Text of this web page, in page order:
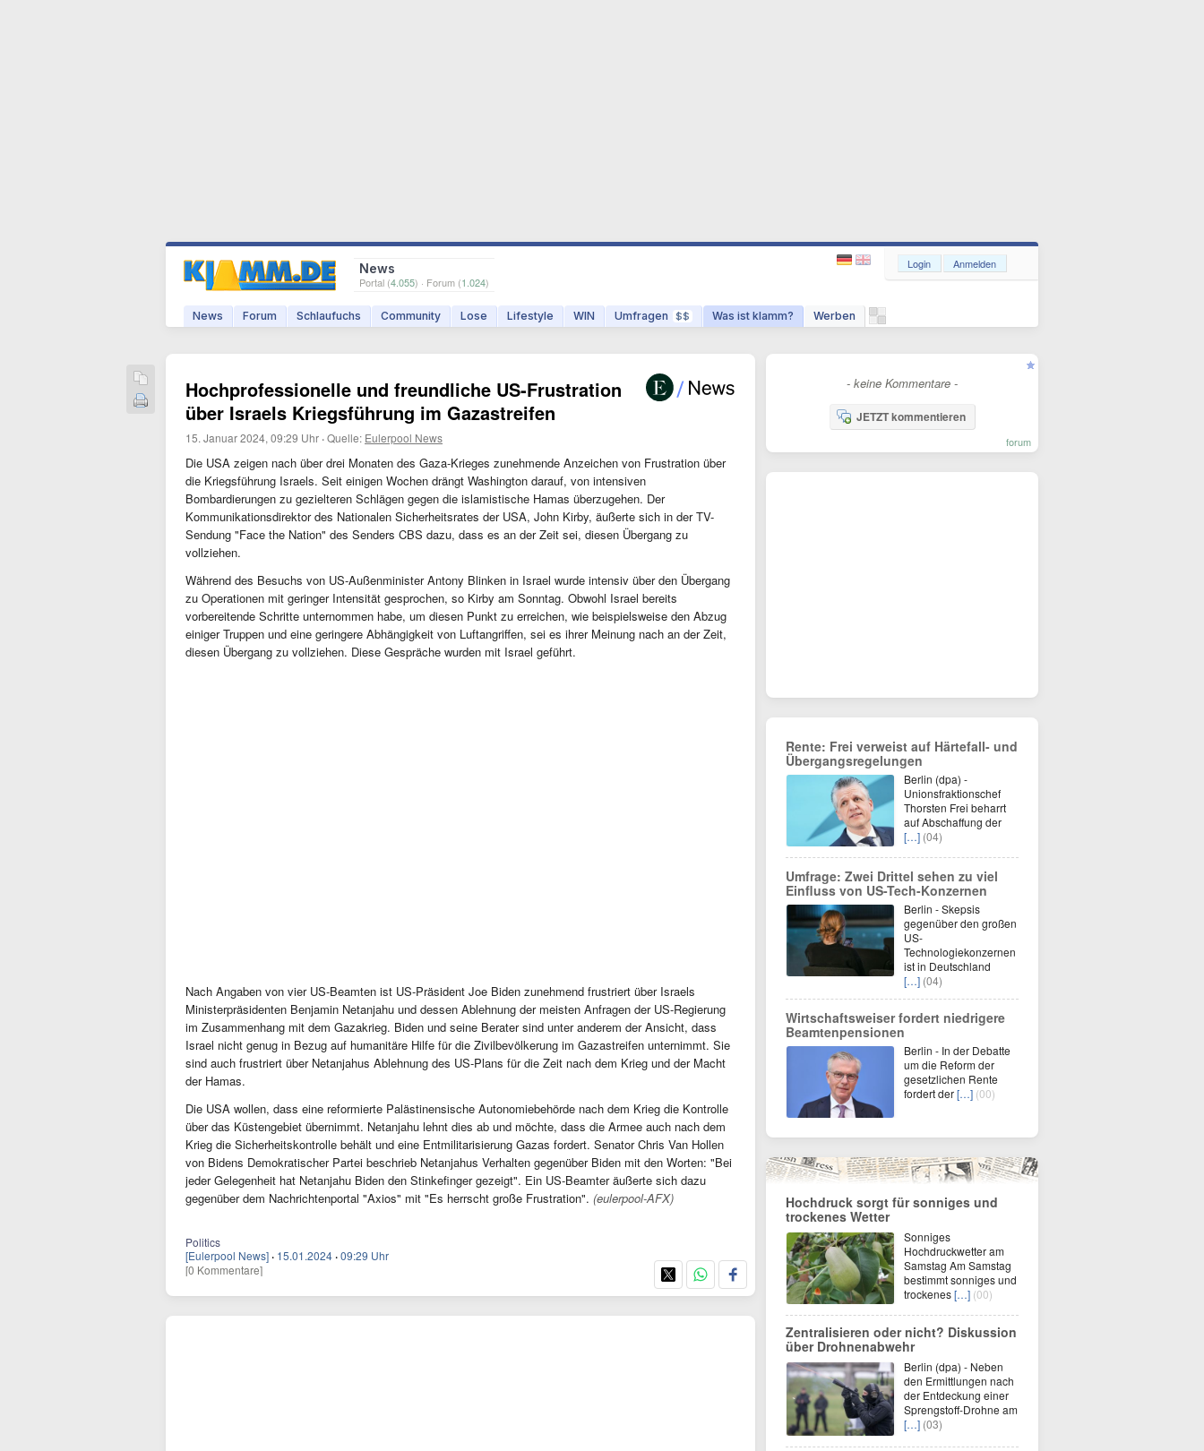
News
Portal (4.055) · Forum (1.024)
News Forum Schlaufuchs Community Lose Lifestyle WIN Umfragen $$ Was ist klamm? Werben
Login Anmelden
Hochprofessionelle und freundliche US-Frustration
über Israels Kriegsführung im Gazastreifen
15. Januar 2024, 09:29 Uhr ·Quelle: Eulerpool News
Die USA zeigen nach über drei Monaten des Gaza-Krieges zunehmende Anzeichen von Frustration über
die Kriegsführung Israels. Seit einigen Wochen drängt Washington darauf, von intensiven
Bombardierungen zu gezielteren Schlägen gegen die islamistische Hamas überzugehen. Der
Kommunikationsdirektor des Nationalen Sicherheitsrates der USA, John Kirby, äußerte sich in der TV-
Sendung "Face the Nation" des Senders CBS dazu, dass es an der Zeit sei, diesen Übergang zu
vollziehen.
Während des Besuchs von US-Außenminister Antony Blinken in Israel wurde intensiv über den Übergang
zu Operationen mit geringer Intensität gesprochen, so Kirby am Sonntag. Obwohl Israel bereits
vorbereitende Schritte unternommen habe, um diesen Punkt zu erreichen, wie beispielsweise den Abzug
einiger Truppen und eine geringere Abhängigkeit von Luftangriffen, sei es ihrer Meinung nach an der Zeit,
diesen Übergang zu vollziehen. Diese Gespräche wurden mit Israel geführt.
Nach Angaben von vier US-Beamten ist US-Präsident Joe Biden zunehmend frustriert über Israels
Ministerpräsidenten Benjamin Netanjahu und dessen Ablehnung der meisten Anfragen der US-Regierung
im Zusammenhang mit dem Gazakrieg. Biden und seine Berater sind unter anderem der Ansicht, dass
Israel nicht genug in Bezug auf humanitäre Hilfe für die Zivilbevölkerung im Gazastreifen unternimmt. Sie
sind auch frustriert über Netanjahus Ablehnung des US-Plans für die Zeit nach dem Krieg und der Macht
der Hamas.
Die USA wollen, dass eine reformierte Palästinensische Autonomiebehörde nach dem Krieg die Kontrolle
über das Küstengebiet übernimmt. Netanjahu lehnt dies ab und möchte, dass die Armee auch nach dem
Krieg die Sicherheitskontrolle behält und eine Entmilitarisierung Gazas fordert. Senator Chris Van Hollen
von Bidens Demokratischer Partei beschrieb Netanjahus Verhalten gegenüber Biden mit den Worten: "Bei
jeder Gelegenheit hat Netanjahu Biden den Stinkefinger gezeigt". Ein US-Beamter äußerte sich dazu
gegenüber dem Nachrichtenportal "Axios" mit "Es herrscht große Frustration". (eulerpool-AFX)
Politics
[Eulerpool News] · 15.01.2024 ·09:29 Uhr
[0 Kommentare]
- keine Kommentare -
JETZT kommentieren
forum
Rente: Frei verweist auf Härtefall- und
Übergangsregelungen
Berlin (dpa) -
Unionsfraktionschef
Thorsten Frei beharrt
auf Abschaffung der
[…] (04)
Umfrage: Zwei Drittel sehen zu viel
Einfluss von US-Tech-Konzernen
Berlin - Skepsis
gegenüber den großen
US-
Technologiekonzernen
ist in Deutschland
[…] (04)
Wirtschaftsweiser fordert niedrigere
Beamtenpensionen
Berlin - In der Debatte
um die Reform der
gesetzlichen Rente
fordert der[…] (00)
Hochdruck sorgt für sonniges und
trockenes Wetter
Sonniges
Hochdruckwetter am
Samstag Am Samstag
bestimmt sonniges und
trockenes[…] (00)
Zentralisieren oder nicht? Diskussion
über Drohnenabwehr
Berlin (dpa) - Neben
den Ermittlungen nach
der Entdeckung einer
Sprengstoff-Drohne am
[…] (03)